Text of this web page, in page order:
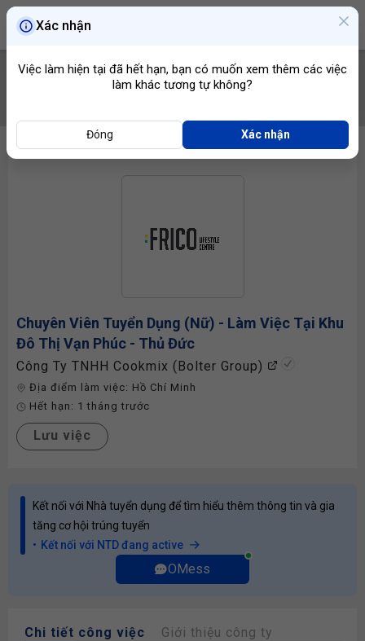
Chuyên Viên Tuyển Dụng (Nữ) - Làm Việc Tại Khu
Đô Thị Vạn Phúc - Thủ Đức
Công Ty TNHH Cookmix (Bolter Group)
Địa điểm làm việc: Hồ Chí Minh
Hết hạn: 1 tháng trước
Lưu việc
Kết nối với Nhà tuyển dụng để tìm hiểu thêm thông tin và gia
tăng cơ hội trúng tuyển
Kết nối với NTD đang active
OMess
Chi tiết công việc Giới thiệu công ty
Xác nhận
Việc làm hiện tại đã hết hạn, bạn có muốn xem thêm các việc
làm khác tương tự không?
Đóng Xác nhận